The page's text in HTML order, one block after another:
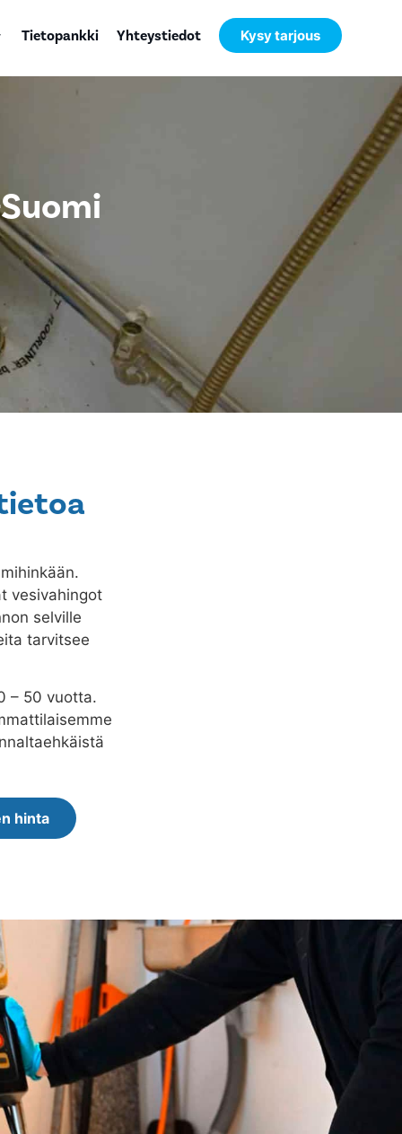
Tietopankki Yhteystiedot Kysy tarjous
vesivahingot
selville
tarvitsee
– 50 vuotta.
hinta